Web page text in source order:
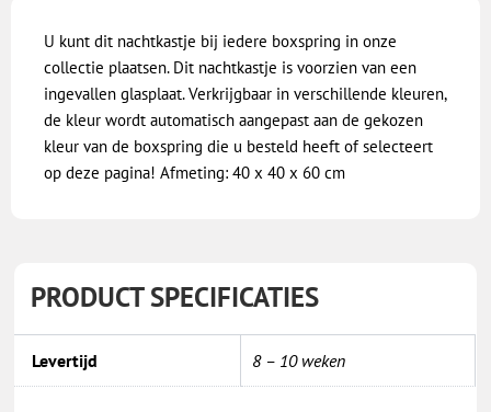
U kunt dit nachtkastje bij iedere boxspring in onze
collectie plaatsen. Dit nachtkastje is voorzien van een
ingevallen glasplaat. Verkrijgbaar in verschillende kleuren,
de kleur wordt automatisch aangepast aan de gekozen
kleur van de boxspring die u besteld heeft of selecteert
op deze pagina! Afmeting: 40 x 40 x 60 cm
PRODUCT SPECIFICATIES
Levertijd 8 – 10 weken